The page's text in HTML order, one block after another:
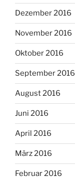
Dezember 2016
November 2016
Oktober 2016
September 2016
August 2016
Juni 2016
April 2016
März 2016
Februar 2016